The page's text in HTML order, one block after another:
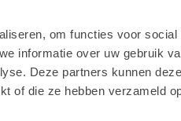
om functies voor social
informatie over uw gebruik
Deze partners kunnen
of die ze hebben verzameld
voor